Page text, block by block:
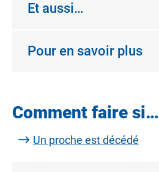
Et aussi…
Pour en savoir plus
Comment faire si…
Un proche est décédé